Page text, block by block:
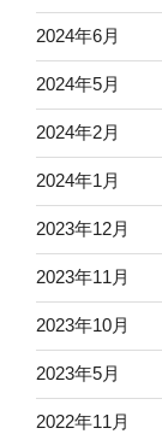
2024年6月
2024年5月
2024年2月
2024年1月
2023年12月
2023年11月
2023年10月
2023年5月
2022年11月